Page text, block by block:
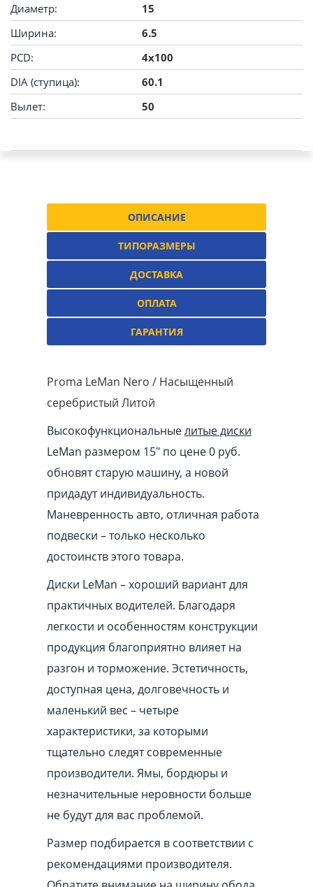
Диаметр:
15
Ширина:
6.5
PCD:
4x100
DIA (ступица):
60.1
Вылет:
50
ОПИСАНИЕ
ТИПОРАЗМЕРЫ
ДОСТАВКА
ОПЛАТА
ГАРАНТИЯ
Proma LeMan Nero / Насыщенный
серебристый Литой
Высокофункциональныелитые диски
LeMan размером 15″ по цене 0 руб.
обновят старую машину, а новой
придадут индивидуальность.
Маневренность авто, отличная работа
подвески – только несколько
достоинств этого товара.
Диски LeMan – хороший вариант для
практичных водителей. Благодаря
легкости и особенностям конструкции
продукция благоприятно влияет на
разгон и торможение. Эстетичность,
доступная цена, долговечность и
маленький вес – четыре
характеристики, за которыми
тщательно следят современные
производители. Ямы, бордюры и
незначительные неровности больше
не будут для вас проблемой.
Размер подбирается в соответствии с
рекомендациями производителя.